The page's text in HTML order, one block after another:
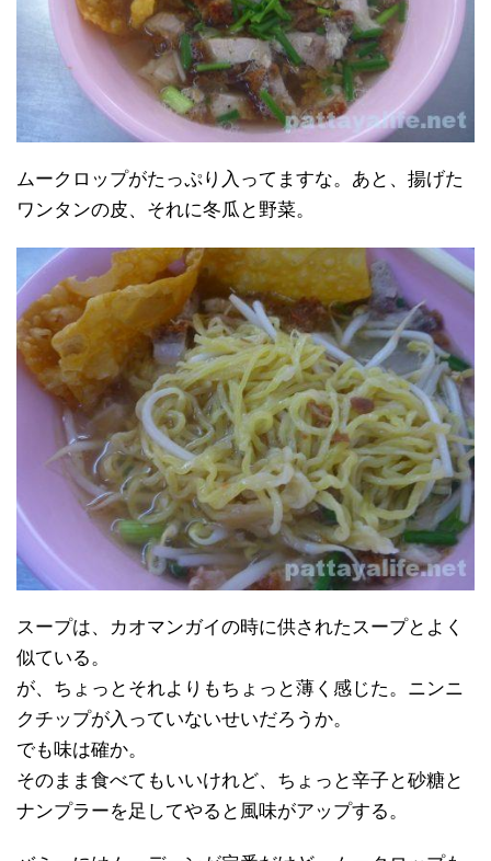
ムークロップがたっぷり入ってますな。あと、揚げた
ワンタンの皮、それに冬瓜と野菜。
スープは、カオマンガイの時に供されたスープとよく
似ている。
が、ちょっとそれよりもちょっと薄く感じた。ニンニ
クチップが入っていないせいだろうか。
でも味は確か。
そのまま食べてもいいけれど、ちょっと辛子と砂糖と
ナンプラーを足してやると風味がアップする。